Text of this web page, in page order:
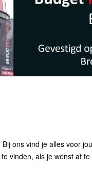
ons vind je alles voor
vinden, als je wenst af